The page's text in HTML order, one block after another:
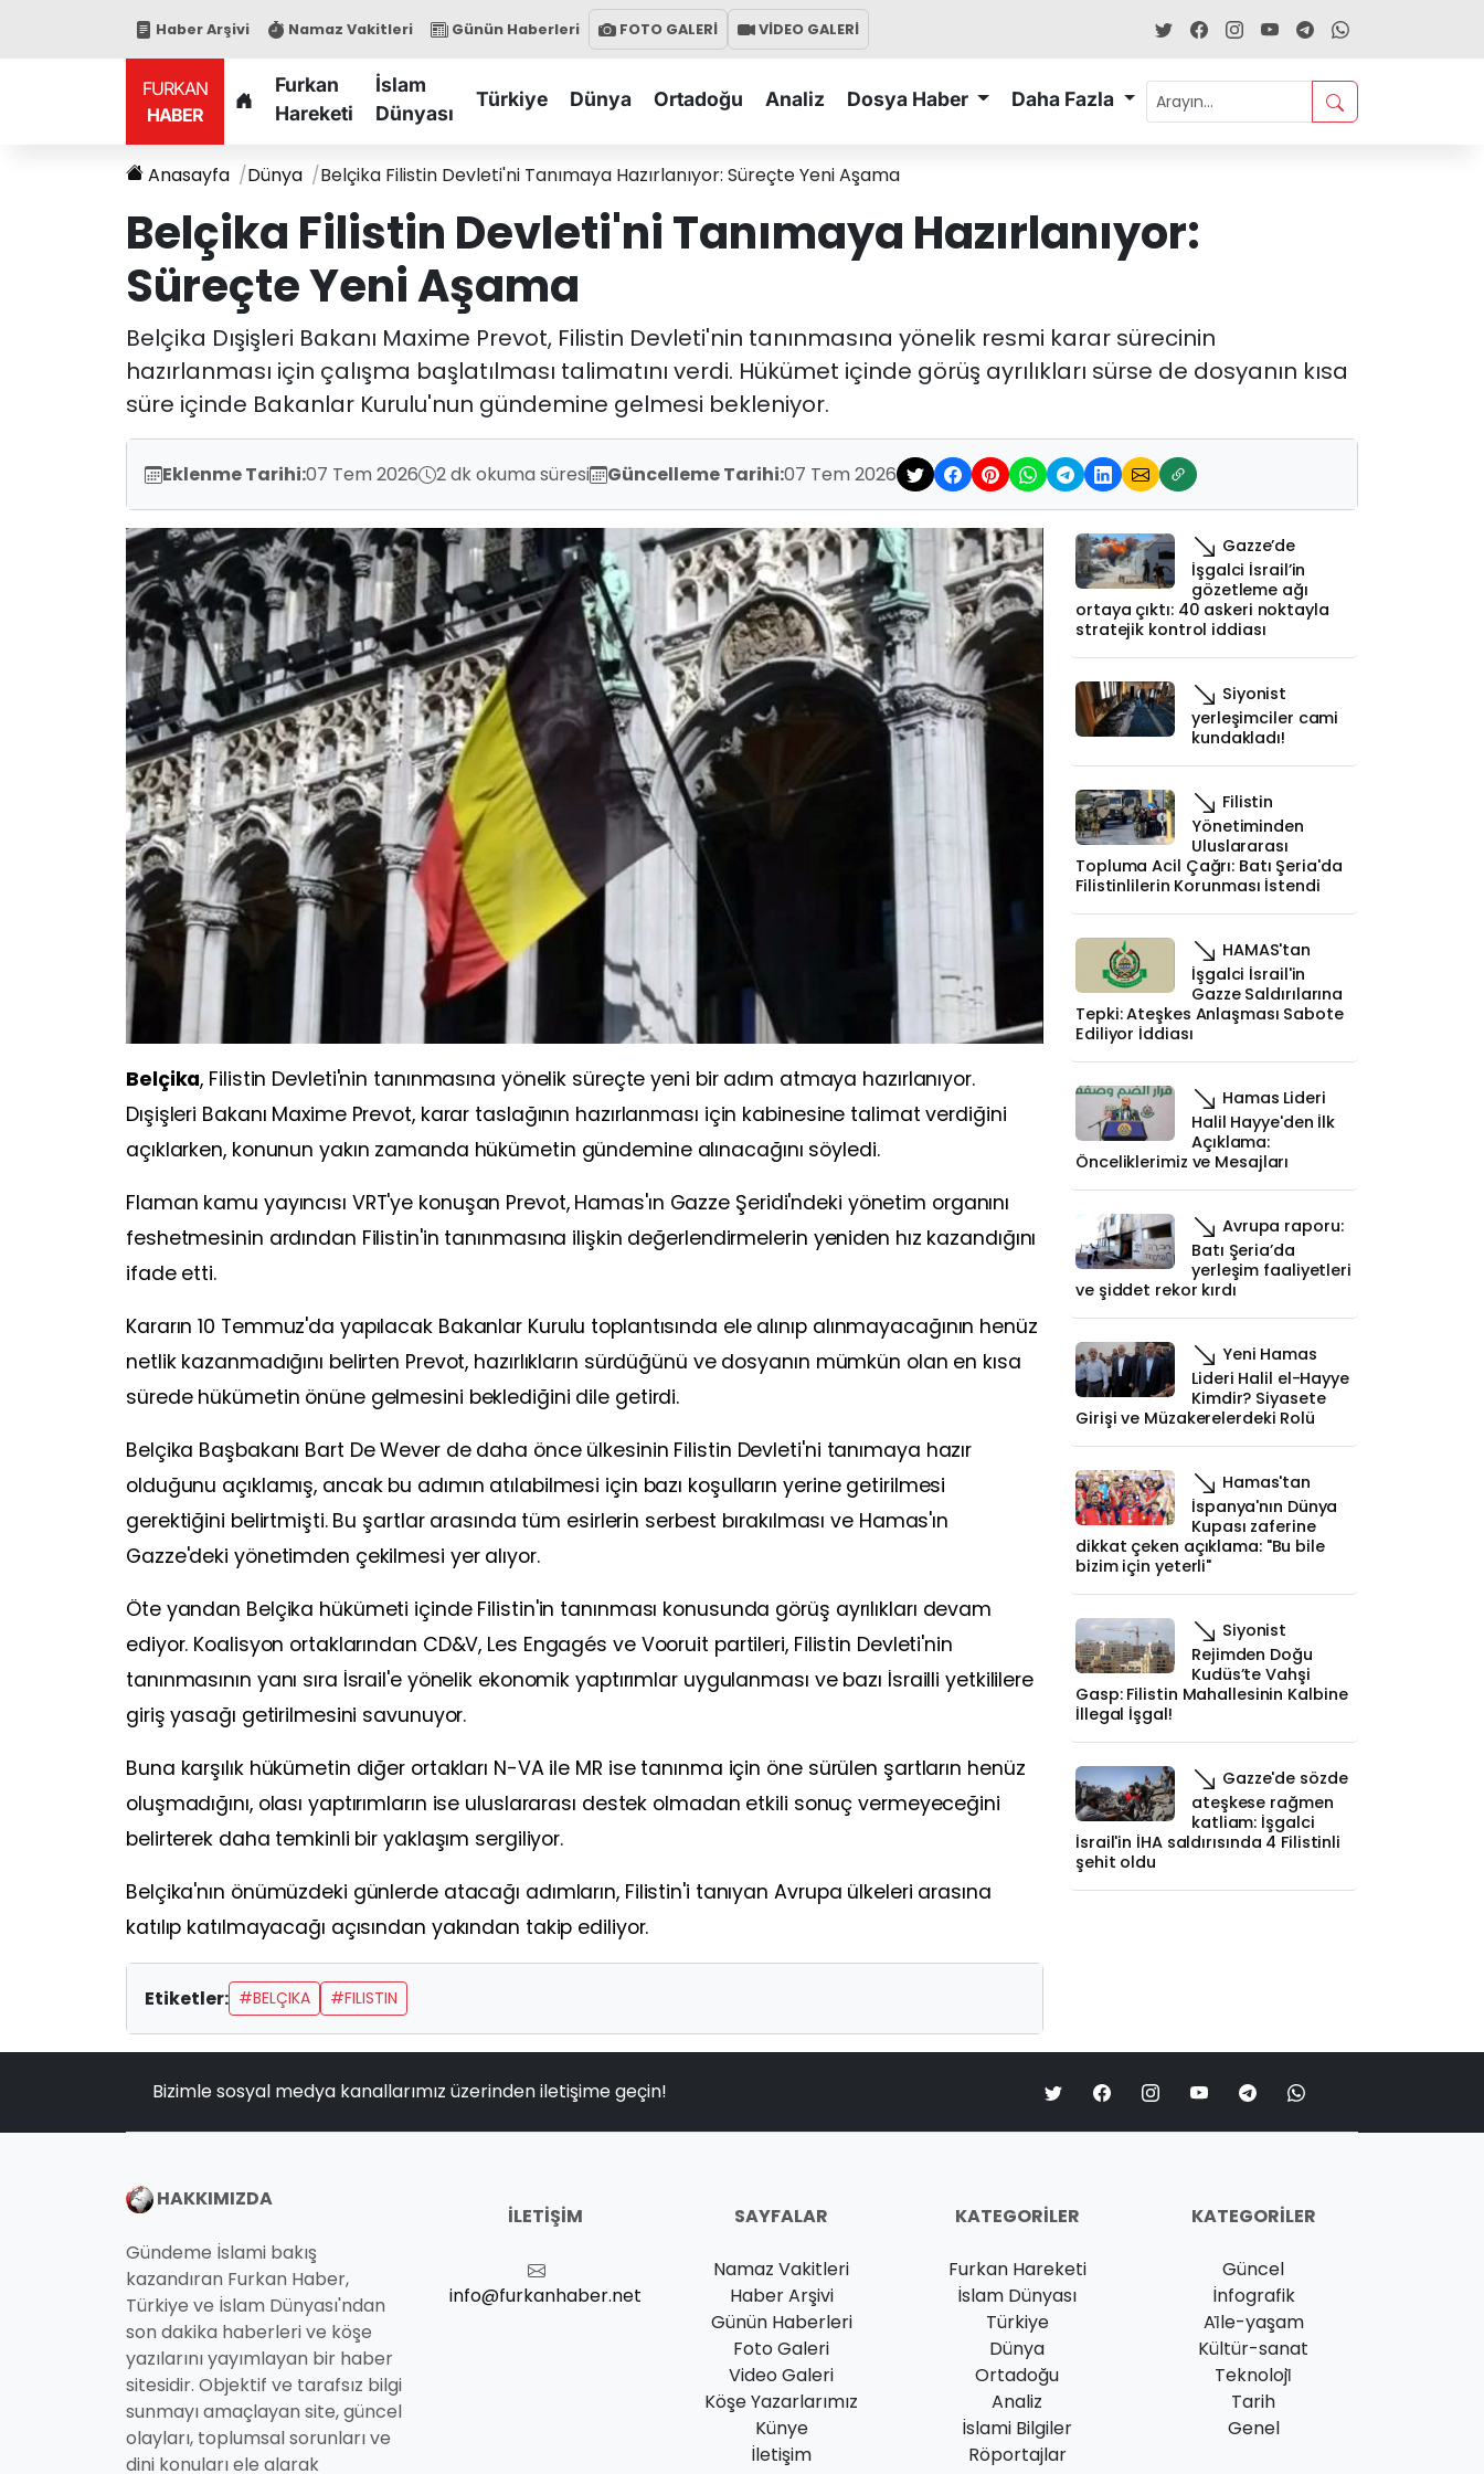
Haber Arşivi Namaz Vakitleri Günün Haberleri FOTO GALERİ VİDEO GALERİ
FURKAN
HABER
Furkan
Hareketi
İslam
Dünyası
Türkiye Dünya Ortadoğu Analiz Dosya Haber Daha Fazla
Anasayfa Dünya Belçika Filistin Devleti'ni Tanımaya Hazırlanıyor: Süreçte Yeni Aşama
Belçika Filistin Devleti'ni Tanımaya Hazırlanıyor:
Süreçte Yeni Aşama
Belçika Dışişleri Bakanı Maxime Prevot, Filistin Devleti'nin tanınmasına yönelik resmi karar sürecinin
hazırlanması için çalışma başlatılması talimatını verdi. Hükümet içinde görüş ayrılıkları sürse de dosyanın kısa
süre içinde Bakanlar Kurulu'nun gündemine gelmesi bekleniyor.
Eklenme Tarihi:07 Tem 2026 2 dk okuma süresi Güncelleme Tarihi:07 Tem 2026
Belçika, Filistin Devleti'nin tanınmasına yönelik süreçte yeni bir adım atmaya hazırlanıyor.
Dışişleri Bakanı Maxime Prevot, karar taslağının hazırlanması için kabinesine talimat verdiğini
açıklarken, konunun yakın zamanda hükümetin gündemine alınacağını söyledi.
Flaman kamu yayıncısı VRT'ye konuşan Prevot, Hamas'ın Gazze Şeridi'ndeki yönetim organını
feshetmesinin ardından Filistin'in tanınmasına ilişkin değerlendirmelerin yeniden hız kazandığını
ifade etti.
Kararın 10 Temmuz'da yapılacak Bakanlar Kurulu toplantısında ele alınıp alınmayacağının henüz
netlik kazanmadığını belirten Prevot, hazırlıkların sürdüğünü ve dosyanın mümkün olan en kısa
sürede hükümetin önüne gelmesini beklediğini dile getirdi.
Belçika Başbakanı Bart De Wever de daha önce ülkesinin Filistin Devleti'ni tanımaya hazır
olduğunu açıklamış, ancak bu adımın atılabilmesi için bazı koşulların yerine getirilmesi
gerektiğini belirtmişti. Bu şartlar arasında tüm esirlerin serbest bırakılması ve Hamas'ın
Gazze'deki yönetimden çekilmesi yer alıyor.
Öte yandan Belçika hükümeti içinde Filistin'in tanınması konusunda görüş ayrılıkları devam
ediyor. Koalisyon ortaklarından CD&V, Les Engagés ve Vooruit partileri, Filistin Devleti'nin
tanınmasının yanı sıra İsrail'e yönelik ekonomik yaptırımlar uygulanması ve bazı İsrailli yetkililere
giriş yasağı getirilmesini savunuyor.
Buna karşılık hükümetin diğer ortakları N-VA ile MR ise tanınma için öne sürülen şartların henüz
oluşmadığını, olası yaptırımların ise uluslararası destek olmadan etkili sonuç vermeyeceğini
belirterek daha temkinli bir yaklaşım sergiliyor.
Belçika'nın önümüzdeki günlerde atacağı adımların, Filistin'i tanıyan Avrupa ülkeleri arasına
katılıp katılmayacağı açısından yakından takip ediliyor.
Etiketler: #BELÇIKA #FILISTIN
Gazze’de
İşgalci İsrail’in
gözetleme ağı
ortaya çıktı: 40 askeri noktayla
stratejik kontrol iddiası
Siyonist
yerleşimciler cami
kundakladı!
Filistin
Yönetiminden
Uluslararası
Topluma Acil Çağrı: Batı Şeria'da
Filistinlilerin Korunması İstendi
HAMAS'tan
İşgalci İsrail'in
Gazze Saldırılarına
Tepki: Ateşkes Anlaşması Sabote
Ediliyor İddiası
Hamas Lideri
Halil Hayye'den İlk
Açıklama:
Önceliklerimiz ve Mesajları
Avrupa raporu:
Batı Şeria’da
yerleşim faaliyetleri
ve şiddet rekor kırdı
Yeni Hamas
Lideri Halil el-Hayye
Kimdir? Siyasete
Girişi ve Müzakerelerdeki Rolü
Hamas'tan
İspanya'nın Dünya
Kupası zaferine
dikkat çeken açıklama: "Bu bile
bizim için yeterli"
Siyonist
Rejimden Doğu
Kudüs’te Vahşi
Gasp: Filistin Mahallesinin Kalbine
İllegal İşgal!
Gazze'de sözde
ateşkese rağmen
katliam: İşgalci
İsrail'in İHA saldırısında 4 Filistinli
şehit oldu
Bizimle sosyal medya kanallarımız üzerinden iletişime geçin!
HAKKIMIZDA
Gündeme İslami bakış
kazandıran Furkan Haber,
Türkiye ve İslam Dünyası'ndan
son dakika haberleri ve köşe
yazılarını yayımlayan bir haber
sitesidir. Objektif ve tarafsız bilgi
sunmayı amaçlayan site, güncel
olayları, toplumsal sorunları ve
dini konuları ele alarak
İLETIŞIM
info@furkanhaber.net
SAYFALAR
Namaz Vakitleri
Haber Arşivi
Günün Haberleri
Foto Galeri
Video Galeri
Köşe Yazarlarımız
Künye
İletişim
KATEGORILER
Furkan Hareketi
İslam Dünyası
Türkiye
Dünya
Ortadoğu
Analiz
İslami Bilgiler
Röportajlar
KATEGORILER
Güncel
İnfografik
Ai̇le-yaşam
Kültür-sanat
Teknoloji̇
Tarih
Genel